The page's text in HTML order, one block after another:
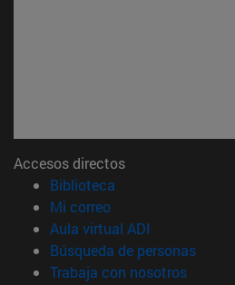
Accesos directos
Biblioteca
Mi correo(abre en nueva
Aula virtual ADI
Búsqueda de personas(abre
Trabaja con nosotros(abre